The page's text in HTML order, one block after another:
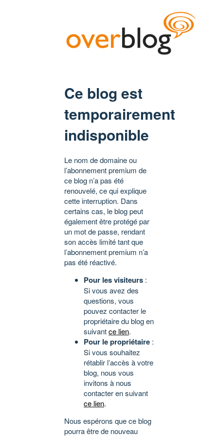
Ce blog est
temporairement
indisponible
Le nom de domaine ou
l’abonnement premium de
ce blog n’a pas été
renouvelé, ce qui explique
cette interruption. Dans
certains cas, le blog peut
également être protégé par
un mot de passe, rendant
son accès limité tant que
l’abonnement premium n’a
pas été réactivé.
Pour les visiteurs :
Si vous avez des
questions, vous
pouvez contacter le
propriétaire du blog en
suivantce lien.
Pour le propriétaire :
Si vous souhaitez
rétablir l’accès à votre
blog, nous vous
invitons à nous
contacter en suivant
ce lien.
Nous espérons que ce blog
pourra être de nouveau